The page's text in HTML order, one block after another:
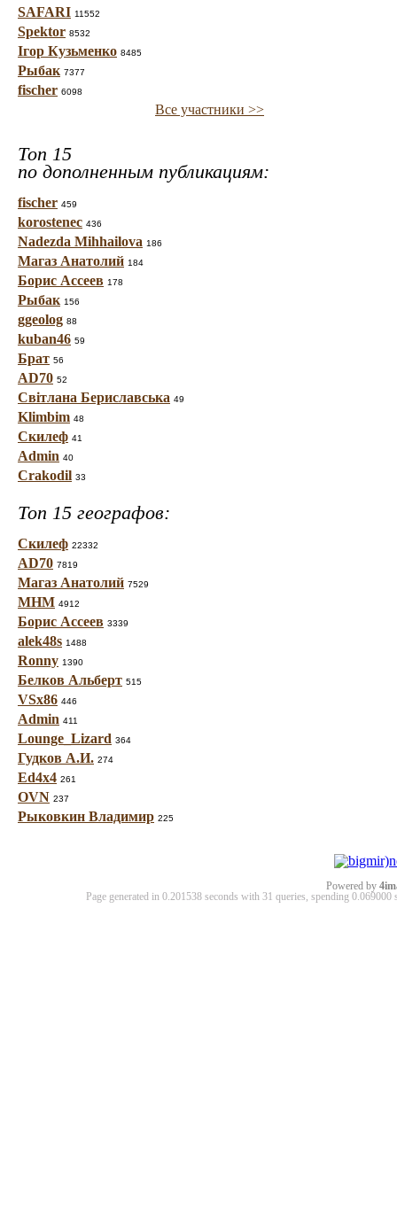
SAFARI 11552
Spektor 8532
Ігор Кузьменко 8485
Рыбак 7377
fischer 6098
Все участники >>
Топ 15
по дополненным публикациям:
fischer 459
korostenec 436
Nadezda Mihhailova 186
Магаз Анатолий 184
Борис Ассеев 178
Рыбак 156
ggeolog 88
kuban46 59
Брат 56
AD70 52
Світлана Бериславська 49
Klimbim 48
Скилеф 41
Admin 40
Crakodil 33
Топ 15 географов:
Скилеф 22332
AD70 7819
Магаз Анатолий 7529
МНМ 4912
Борис Ассеев 3339
alek48s 1488
Ronny 1390
Белков Альберт 515
VSx86 446
Admin 411
Lounge_Lizard 364
Гудков А.И. 274
Ed4x4 261
OVN 237
Рыковкин Владимир 225
Powered by
Page generated in 0.201538 seconds with 31 queries, spending